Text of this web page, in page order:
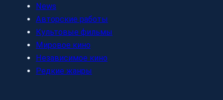
News
Авторские работы
Культовые фильмы
Мировое кино
Независимое кино
Редкие жанры